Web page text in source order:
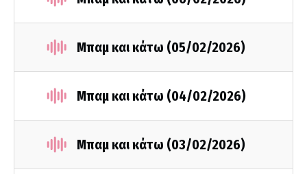
Μπαμ και κάτω (05/02/2026)
Μπαμ και κάτω (04/02/2026)
Μπαμ και κάτω (03/02/2026)